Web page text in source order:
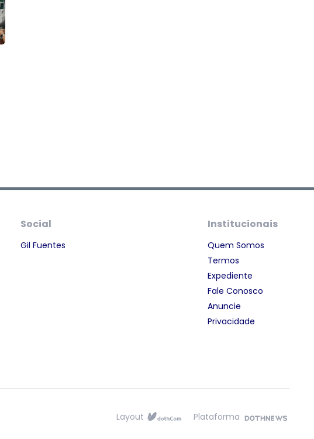
Social
Gil Fuentes
Institucionais
Quem Somos
Termos
Expediente
Fale Conosco
Anuncie
Privacidade
Layout Plataforma